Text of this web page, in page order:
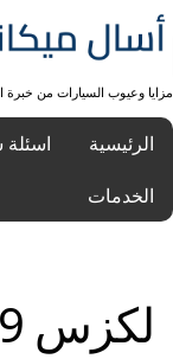
مزايا وعيوب السيارات من
الرئيسية
الخدمات
لكزس GS 2009